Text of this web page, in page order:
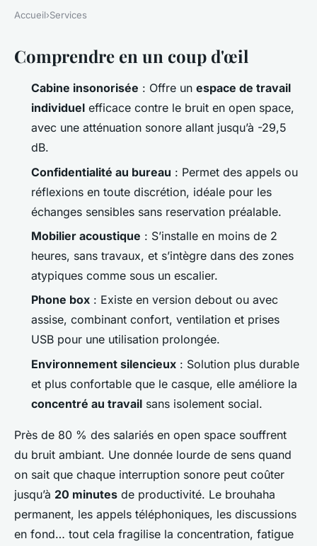
Pourquoi opter pour une
cabine acoustique individuelle
au bureau ?
10 min de lecture
Accueil›Services
Comprendre en un coup d'œil
Cabine insonorisée : Offre un espace de travail
individuel efficace contre le bruit en open space,
avec une atténuation sonore allant jusqu’à -29,5
dB.
Confidentialité au bureau : Permet des appels ou
réflexions en toute discrétion, idéale pour les
échanges sensibles sans reservation préalable.
Mobilier acoustique : S’installe en moins de 2
heures, sans travaux, et s’intègre dans des zones
atypiques comme sous un escalier.
Phone box : Existe en version debout ou avec
assise, combinant confort, ventilation et prises
USB pour une utilisation prolongée.
Environnement silencieux : Solution plus durable
et plus confortable que le casque, elle améliore la
concentré au travail sans isolement social.
Près de 80 % des salariés en open space souffrent
du bruit ambiant. Une donnée lourde de sens quand
on sait que chaque interruption sonore peut coûter
jusqu’à 20 minutes de productivité. Le brouhaha
permanent, les appels téléphoniques, les discussions
en fond… tout cela fragilise la concentration, fatigue